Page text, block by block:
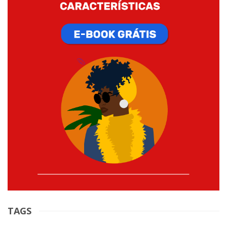
TAGS